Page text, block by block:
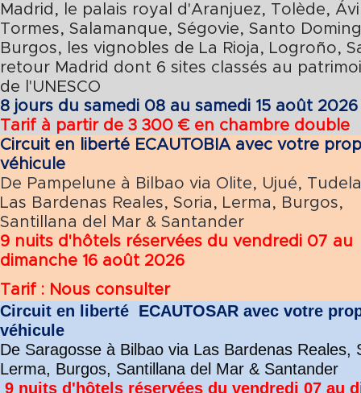
Madrid, le palais royal d'Aranjuez, Tolède,
Tormes, Salamanque, Ségovie, Santo
Burgos, les vignobles de La Rioja, Logroño,
retour Madrid dont 6 sites classés au
de l'UNESCO
8 jours du samedi 08 au samedi 15 août
Tarif à partir de 3 300 € en chambre double
Circuit en liberté ECAUTOBIA avec votre
véhicule
De Pampelune à Bilbao via Olite, Ujué,
Las Bardenas Reales, Soria, Lerma, Burgos,
Santillana del Mar & Santander
9 nuits d'hôtels réservées du vendredi 07 au
dimanche 16 août 2026
Tarif : Nous consulter
Circuit en liberté ECAUTOSAR avec votre
véhicule
De Saragosse à Bilbao via Las Bardenas Reales,
Lerma, Burgos, Santillana del Mar & Santander
9 nuits d'hôtels réservées du vendredi 07 au